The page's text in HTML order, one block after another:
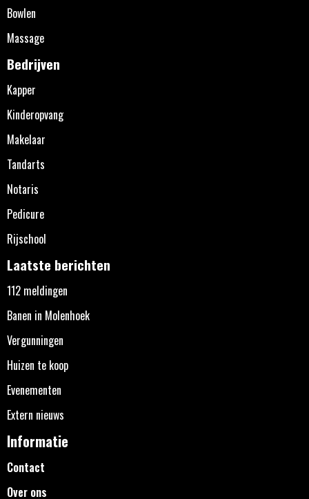
Bowlen
Massage
Bedrijven
Kapper
Kinderopvang
Makelaar
Tandarts
Notaris
Pedicure
Rijschool
Laatste berichten
112 meldingen
Banen in Molenhoek
Vergunningen
Huizen te koop
Evenementen
Extern nieuws
Informatie
Contact
Over ons